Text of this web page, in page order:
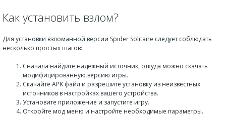
Как установить взлом?
Для установки взломанной версии Spider Solitaire следует соблюдать
несколько простых шагов:
Сначала найдите надежный источник, откуда можно скачать
модифицированную версию игры.
Скачайте APK файл и разрешите установку из неизвестных
источников в настройках вашего устройства.
Установите приложение и запустите игру.
Откройте мод меню и настройте необходимые параметры.